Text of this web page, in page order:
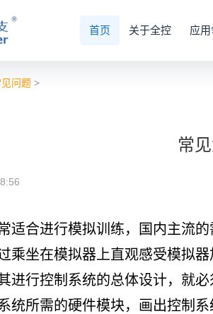
首页 关于全控 应
见问题 >
常
合进行模拟训练，国内主流的
乘坐在模拟器上直观感受模拟
进行控制系统的总体设计，就
统所需的硬件模块，画出控制